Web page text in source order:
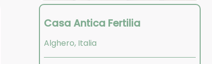
Casa Antica Fertilia
Alghero, Italia